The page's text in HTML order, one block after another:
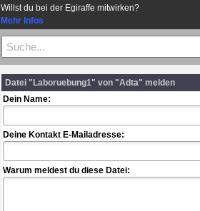
Willst du bei der Egiraffe mitwirken?
Mehr Infos
Datei "Laboruebung1" von "Adta" melden
Dein Name:
Deine Kontakt E-Mailadresse:
Warum meldest du diese Datei: